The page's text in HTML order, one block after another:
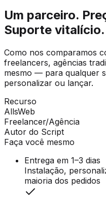
Um parceiro.
Suporte vitalício.
Como nos comparamos
freelancers, agências
mesmo — para qualquer
personalizar ou lançar.
Recurso
AllsWeb
Freelancer/Agência
Autor do Script
Faça você mesmo
Entrega em 1–3 dias
Instalação,
maioria dos pedidos